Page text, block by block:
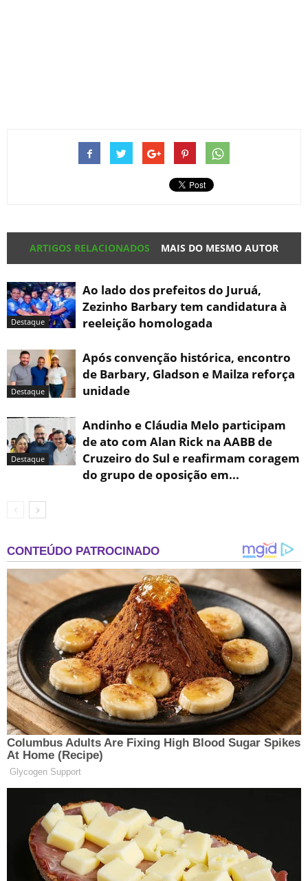
ARTIGOS RELACIONADOS MAIS DO MESMO AUTOR
Destaque
Ao lado dos prefeitos do Juruá,
Zezinho Barbary tem candidatura à
reeleição homologada
Destaque
Após convenção histórica, encontro
de Barbary, Gladson e Mailza reforça
unidade
Destaque
Andinho e Cláudia Melo participam
de ato com Alan Rick na AABB de
Cruzeiro do Sul e reafirmam coragem
do grupo de oposição em...